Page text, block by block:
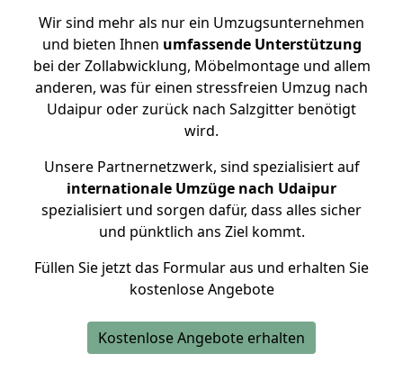
Wir sind mehr als nur ein Umzugsunternehmen
und bieten Ihnen umfassende Unterstützung
bei der Zollabwicklung, Möbelmontage und allem
anderen, was für einen stressfreien Umzug nach
Udaipur oder zurück nach Salzgitter benötigt
wird.
Unsere Partnernetzwerk, sind spezialisiert auf
internationale Umzüge nach Udaipur
spezialisiert und sorgen dafür, dass alles sicher
und pünktlich ans Ziel kommt.
Füllen Sie jetzt das Formular aus und erhalten Sie
kostenlose Angebote
Kostenlose Angebote erhalten